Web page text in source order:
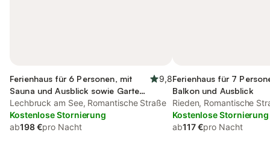
Ferienhaus für 6 Personen, mit
Sauna und Ausblick sowie Garten
und Seeblick
9,8
Lechbruck am See, Romantische Straße
Kostenlose Stornierung
ab198 €pro Nacht
Ferienhaus für 7
Balkon und Ausblick
Rieden, Romantische
Kostenlose Stornierung
ab117 €pro Nacht